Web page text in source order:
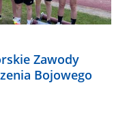
Zawody
Bojowego